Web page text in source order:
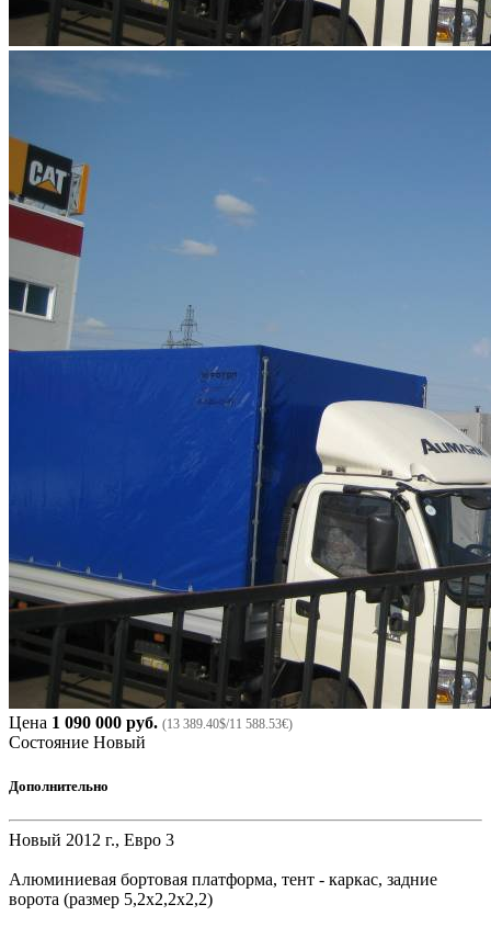
Цена 1 090 000 руб. (13 389.40$/11 588.53€)
Состояние Новый
Дополнительно
Новый 2012 г., Евро 3
Алюминиевая бортовая платформа, тент - каркас, задние
ворота (размер 5,2х2,2х2,2)